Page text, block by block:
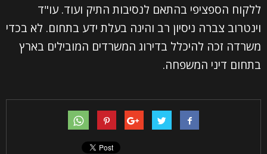
ללקוח הספציפי בהתאם לנסיבות התיק ועוד. עו"ד
וינטרוב צברה ניסיון רב והינה בעלת ידע בתחום. לא בכדי
משרדה זכה להיכלל בדירוג המשרדים המובילים בארץ
בתחום דיני המשפחה.
האימייל שלך (חובה)
הטלפון שלך (חובה)